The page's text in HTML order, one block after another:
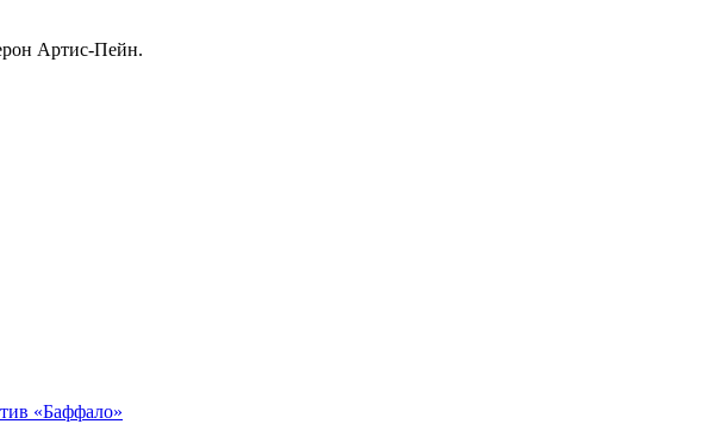
Артис-Пейн.
«Баффало»